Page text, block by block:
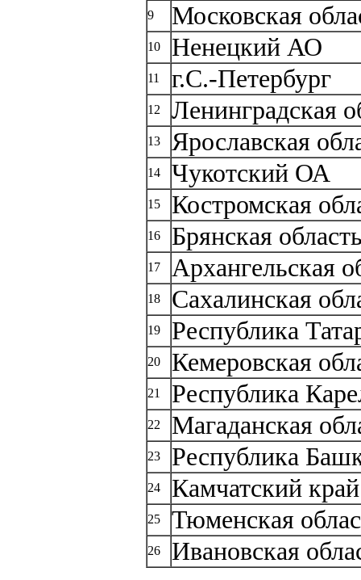
9 Московская
10 Ненецкий АО
11 г.С.-Петербург
12 Ленинградская
13 Ярославская
14 Чукотский ОА
15 Костромская
16 Брянская
17 Архангельская
18 Сахалинская
19 Республика
20 Кемеровская
21 Республика
22 Магаданская
23 Республика
24 Камчатский край
25 Тюменская
26
Ивановская